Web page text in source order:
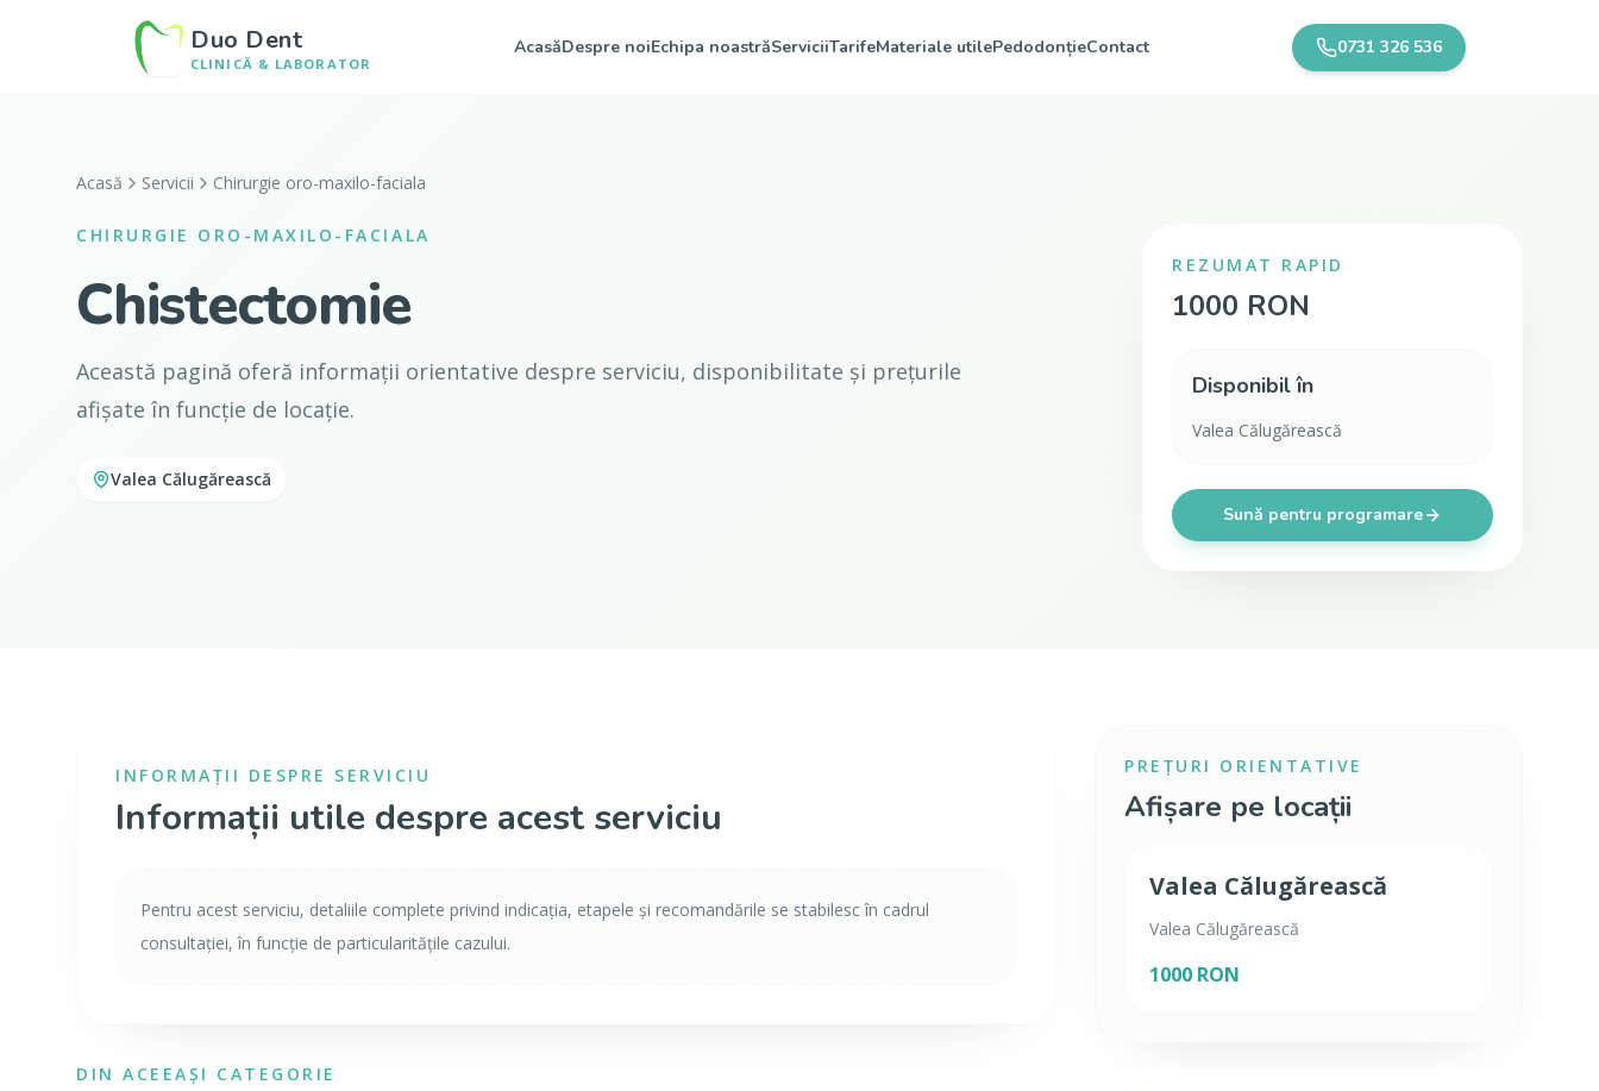
Duo Dent
CLINICĂ & LABORATOR
AcasăDespre noiEchipa noastrăServiciiTarifeMateriale utilePedodonțieContact 0731 326 536
Acasă Servicii Chirurgie oro-maxilo-faciala
CHIRURGIE ORO-MAXILO-FACIALA
Chistectomie
Această pagină oferă informații orientative despre serviciu, disponibilitate și prețurile
afișate în funcție de locație.
Valea Călugărească
REZUMAT RAPID
1000 RON
Disponibil în
Valea Călugărească
Sună pentru programare
INFORMAȚII DESPRE SERVICIU
Informații utile despre acest serviciu
Pentru acest serviciu, detaliile complete privind indicația, etapele și recomandările se stabilesc în cadrul
consultației, în funcție de particularitățile cazului.
DIN ACEEAȘI CATEGORIE
PREȚURI ORIENTATIVE
Afișare pe locații
Valea Călugărească
Valea Călugărească
1000 RON